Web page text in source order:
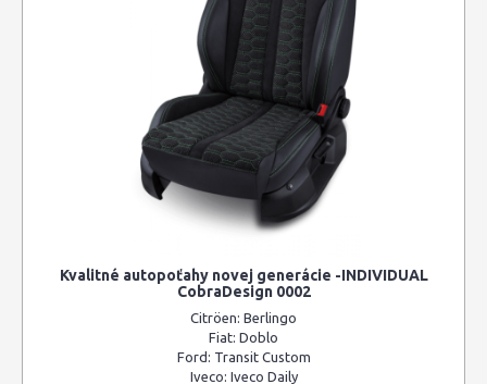
Kvalitné autopoťahy novej generácie -INDIVIDUAL
CobraDesign 0002
Citröen: Berlingo
Fiat: Doblo
Ford: Transit Custom
Iveco: Iveco Daily